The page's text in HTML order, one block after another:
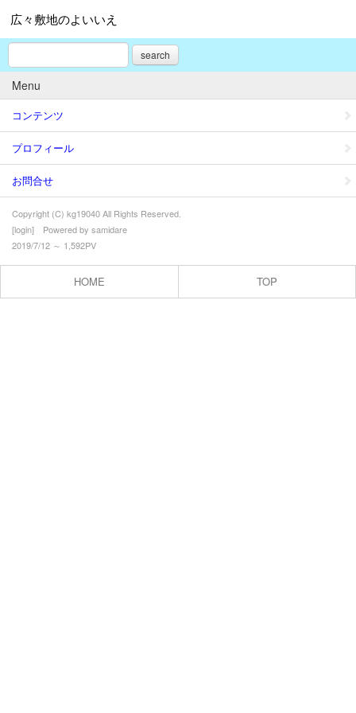
広々敷地のよいいえ
search
Menu
コンテンツ
プロフィール
お問合せ
Copyright (C) kg19040 All Rights Reserved.
[login] Powered by samidare
2019/7/12 ～ 1,592PV
HOME TOP